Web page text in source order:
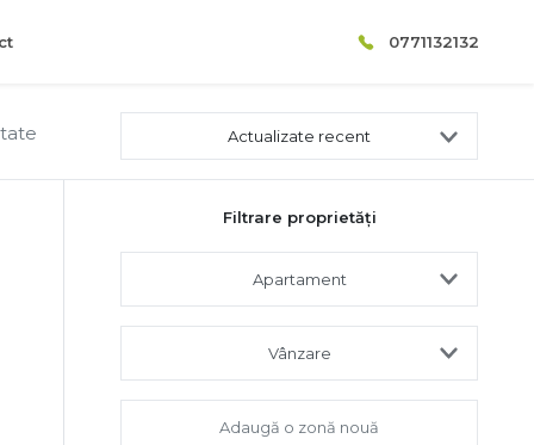
0771132132
Actualizate recent
Filtrare proprietăți
Apartament
Vânzare